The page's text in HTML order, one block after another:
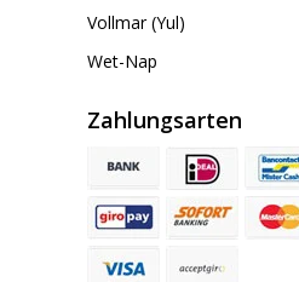
Vollmar (Yul)
Wet-Nap
Zahlungsarten